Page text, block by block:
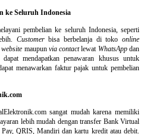
ke Seluruh Indonesia
pembelian ke seluruh Indonesia, seperti
Customerbisa berbelanja di tokoonline
website maupun via contactlewat WhatsAppdan
mendapatkan penawaran khusus untuk
menawarkan faktur pajak untuk pembelian
sangat mudah karena memiliki
lebih mudah dengan transfer Bank Virtual
QRIS, Mandiri dan kartu kredit atau debit.